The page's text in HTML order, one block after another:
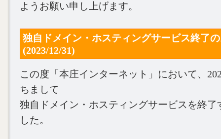
ようお願い申し上げます。
独自ドメイン・ホスティングサービス終了
(2023/12/31)
この度「本庄インターネット」において、
ちまして
独自ドメイン・ホスティングサービスを終了
した。